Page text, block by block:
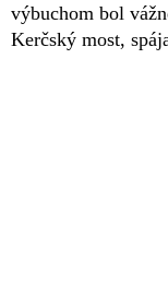
výbuchom bol
Kerčský most,